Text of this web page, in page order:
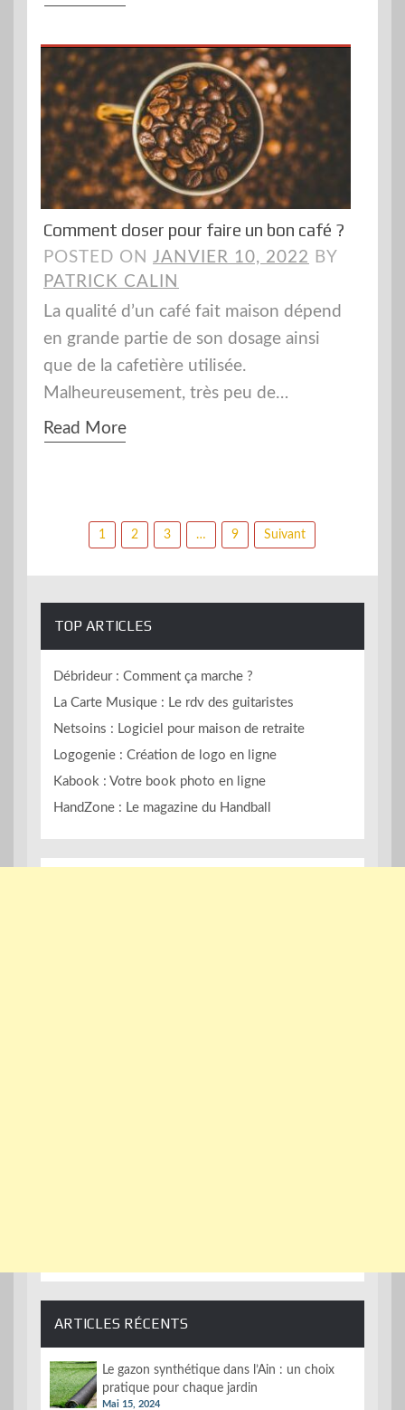
Comment doser pour faire un bon café ?
POSTED ON JANVIER 10, 2022 BY
PATRICK CALIN
La qualité d’un café fait maison dépend
en grande partie de son dosage ainsi
que de la cafetière utilisée.
Malheureusement, très peu de…
Read More
Pagination
1 2 3 … 9 Suivant
TOP ARTICLES
Débrideur : Comment ça marche ?
La Carte Musique : Le rdv des guitaristes
Netsoins : Logiciel pour maison de retraite
Logogenie : Création de logo en ligne
Kabook : Votre book photo en ligne
HandZone : Le magazine du Handball
ARTICLES RÉCENTS
Le gazon synthétique dans l’Ain : un choix
pratique pour chaque jardin
Mai 15, 2024